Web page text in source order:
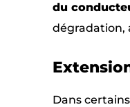
du
dégradation,
Dans